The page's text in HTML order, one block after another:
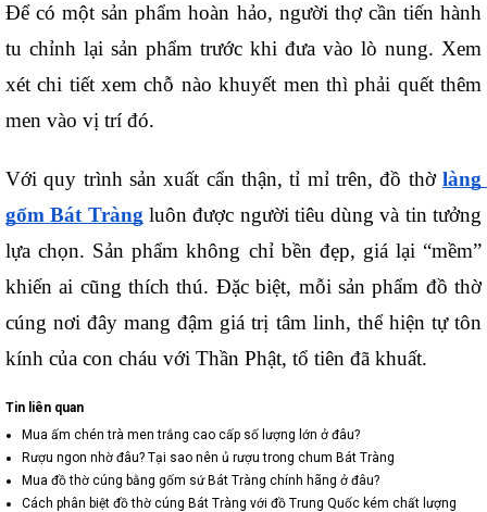
Để có một sản phẩm hoàn hảo, người thợ cần tiến hành
tu chỉnh lại sản phẩm trước khi đưa vào lò nung. Xem
xét chi tiết xem chỗ nào khuyết men thì phải quết thêm
men vào vị trí đó.
Với quy trình sản xuất cẩn thận, tỉ mỉ trên, đồ thờ làng
gốm Bát Tràng luôn được người tiêu dùng và tin tưởng
lựa chọn. Sản phẩm không chỉ bền đẹp, giá lại “mềm”
khiến ai cũng thích thú. Đặc biệt, mỗi sản phẩm đồ thờ
cúng nơi đây mang đậm giá trị tâm linh, thể hiện tự tôn
kính của con cháu với Thần Phật, tổ tiên đã khuất.
Tin liên quan
Mua ấm chén trà men trắng cao cấp số lượng lớn ở đâu?
Rượu ngon nhờ đâu? Tại sao nên ủ rượu trong chum Bát Tràng
Mua đồ thờ cúng bằng gốm sứ Bát Tràng chính hãng ở đâu?
Cách phân biệt đồ thờ cúng Bát Tràng với đồ Trung Quốc kém chất lượng